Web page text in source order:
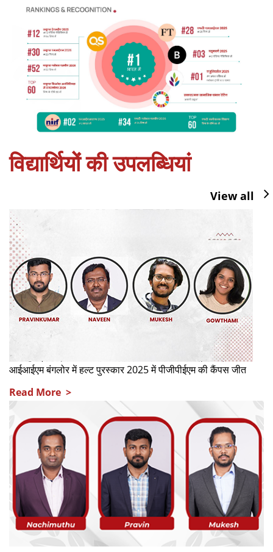
विद्यार्थियों की उपलब्धियां
View all
आईआईएम बंगलोर में हल्ट पुरस्कार 2025 में पीजीपीईएम की कैंपस जीत
Read More >